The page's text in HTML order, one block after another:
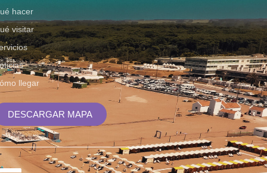
hacer
visitar
llegar
DESCARGAR MAPA